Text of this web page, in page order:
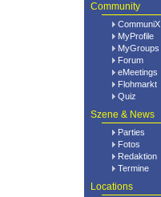
Community
CommuniX
MyProfile
MyGroups
Forum
eMeetings
Flohmarkt
Quiz
Szene & News
Parties
Fotos
Redaktion
Termine
Locations